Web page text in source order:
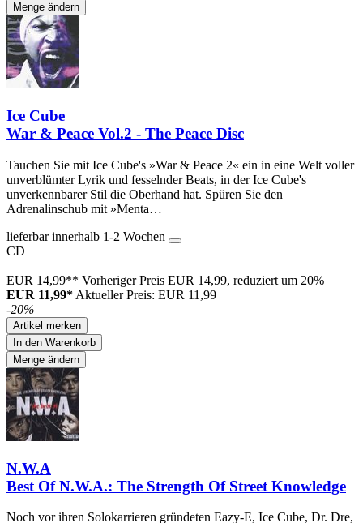
Menge ändern
Ice Cube
War & Peace Vol.2 - The Peace Disc
Tauchen Sie mit Ice Cube's »War & Peace 2« ein in eine Welt voller
unverblümter Lyrik und fesselnder Beats, in der Ice Cube's
unverkennbarer Stil die Oberhand hat. Spüren Sie den
Adrenalinschub mit »Menta…
lieferbar innerhalb 1-2 Wochen
CD
EUR 14,99** Vorheriger Preis EUR 14,99, reduziert um 20%
EUR 11,99* Aktueller Preis: EUR 11,99
-20%
Artikel merken
In den Warenkorb
Menge ändern
N.W.A
Best Of N.W.A.: The Strength Of Street Knowledge
Noch vor ihren Solokarrieren gründeten Eazy-E, Ice Cube, Dr. Dre,